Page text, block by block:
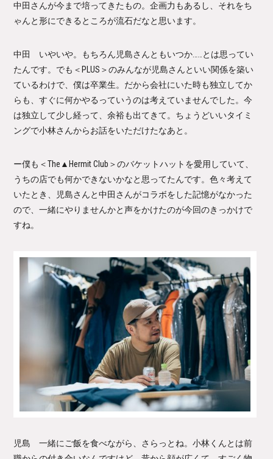
中田さんが今まで培ってきたもの。企画力もあるし、それをち
ゃんと形にできるところが流石だなと思います。
中田 いやいや。もちろん児島さんともいつか……とは思ってい
たんです。でも＜PLUS＞のみんなが児島さんといい関係を築い
ているわけで、僕は卒業生。だから会社にいた時も独立してか
らも、すぐに何かやるっていうのは考えていませんでした。今
は独立して少し経って、余裕も出てきて。ちょうどいいタイミ
ングで小林さんからお話をいただけたなあと。
ー僕も＜The▲Hermit Club＞のバケットハットを愛用していて、
うちの店でも何かできないかなと思ってたんです。色々考えて
いたとき、児島さんと中田さんがコラボをした記憶がなかった
ので、一緒にやりませんかと声をかけたのが今回のきっかけで
すね。
児島 一緒にご飯を食べながら、さらっとね。小林くんとは前